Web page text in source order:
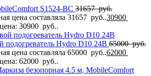
S1524-BC 31657руб.
цена составляла 31657 руб..30900
30900 руб..
подогреватель Hydro D10 24В 65000руб.
цена составляла 65000 руб..62000
62000 руб..
безопорная 4.5 м, MobileComfort